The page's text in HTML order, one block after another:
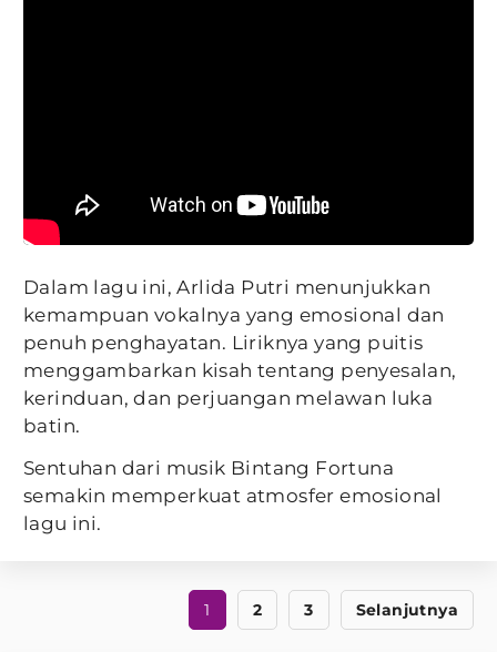
Dalam lagu ini, Arlida Putri menunjukkan
kemampuan vokalnya yang emosional dan
penuh penghayatan. Liriknya yang puitis
menggambarkan kisah tentang penyesalan,
kerinduan, dan perjuangan melawan luka
batin.
Sentuhan dari musik Bintang Fortuna
semakin memperkuat atmosfer emosional
lagu ini.
1 2 3 Selanjutnya